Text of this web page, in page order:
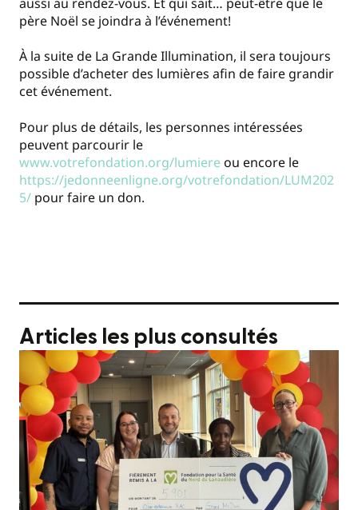
père Noël se joindra à l’événement!
À la suite de La Grande Illumination, il sera toujours
possible d’acheter des lumières afin de faire grandir
cet événement.
Pour plus de détails, les personnes intéressées
peuvent parcourir le
www.votrefondation.org/lumiereou encore le
https://jedonneenligne.org/votrefondation/LUM202
5/ pour faire un don.
Articles les plus consultés